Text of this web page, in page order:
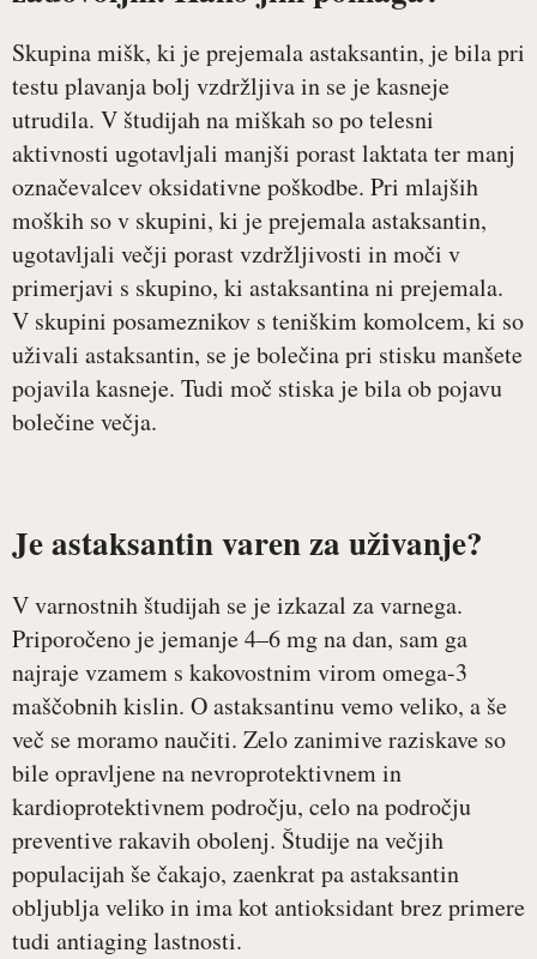
Skupina mišk, ki je prejemala astaksantin, je bila pri
testu plavanja bolj vzdržljiva in se je kasneje
utrudila. V študijah na miškah so po telesni
aktivnosti ugotavljali manjši porast laktata ter manj
označevalcev oksidativne poškodbe. Pri mlajših
moških so v skupini, ki je prejemala astaksantin,
ugotavljali večji porast vzdržljivosti in moči v
primerjavi s skupino, ki astaksantina ni prejemala.
V skupini posameznikov s teniškim komolcem, ki so
uživali astaksantin, se je bolečina pri stisku manšete
pojavila kasneje. Tudi moč stiska je bila ob pojavu
bolečine večja.
Je astaksantin varen za uživanje?
V varnostnih študijah se je izkazal za varnega.
Priporočeno je jemanje 4–6 mg na dan, sam ga
najraje vzamem s kakovostnim virom omega-3
maščobnih kislin. O astaksantinu vemo veliko, a še
več se moramo naučiti. Zelo zanimive raziskave so
bile opravljene na nevroprotektivnem in
kardioprotektivnem področju, celo na področju
preventive rakavih obolenj. Študije na večjih
populacijah še čakajo, zaenkrat pa astaksantin
obljublja veliko in ima kot antioksidant brez primere
tudi antiaging lastnosti.